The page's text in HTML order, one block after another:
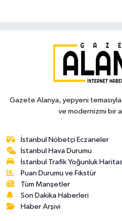
Gazete Alanya, yepyeni
ve modernizmi bir
İstanbul Nöbetçi Eczaneler
İstanbul Hava Durumu
İstanbul Trafik Yoğunluk
Puan Durumu ve Fikstür
Tüm Manşetler
Son Dakika Haberleri
Haber Arşivi